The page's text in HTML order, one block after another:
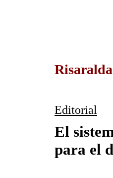
Editorial
El
para el